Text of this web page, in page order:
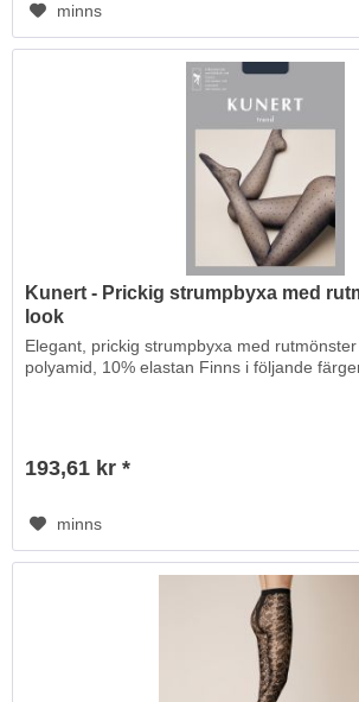
minns
Kunert - Prickig strumpbyxa med
look
Elegant, prickig strumpbyxa med
polyamid, 10% elastan Finns i följande
193,61 kr *
minns